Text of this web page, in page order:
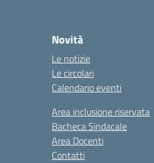
Novità
Le notizie
Le circolari
Calendario eventi
Area inclusione riservata
Bacheca Sindacale
Area Docenti
Contatti